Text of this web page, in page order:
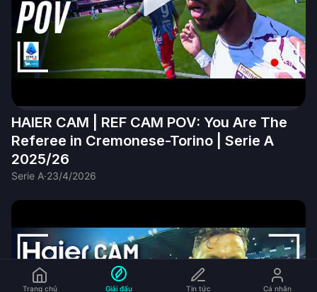
HAIER CAM | REF CAM POV: You Are The
Referee in Cremonese-Torino | Serie A
2025/26
Serie A·23/4/2026
Trang chủ Giải đấu Tin tức Cá nhân